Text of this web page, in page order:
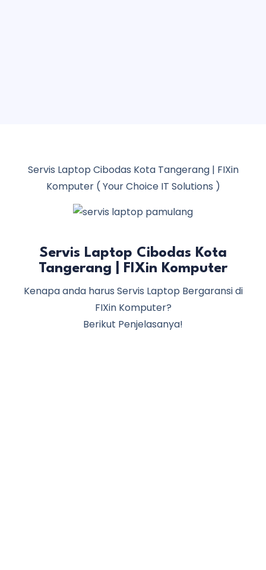
Servis Laptop Cibodas Kota Tangerang | FIXin
Komputer ( Your Choice IT Solutions )
Servis Laptop Cibodas Kota
Tangerang | FIXin Komputer
Kenapa anda harus Servis Laptop Bergaransi di
FIXin Komputer?
Berikut Penjelasanya!